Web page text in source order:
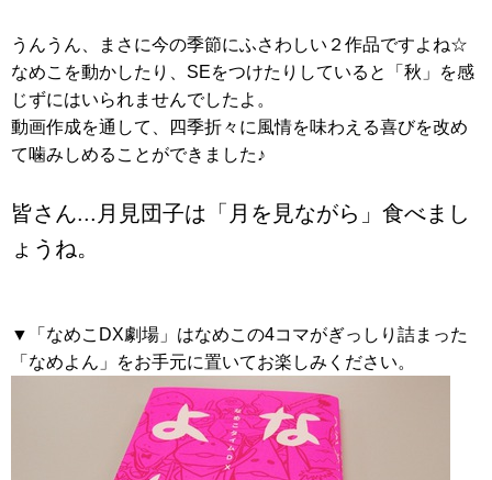
うんうん、まさに今の季節にふさわしい２作品ですよね☆
なめこを動かしたり、SEをつけたりしていると「秋」を感
じずにはいられませんでしたよ。
動画作成を通して、四季折々に風情を味わえる喜びを改め
て噛みしめることができました♪
皆さん...月見団子は「月を見ながら」食べまし
ょうね。
▼「なめこDX劇場」はなめこの4コマがぎっしり詰まった
「なめよん」をお手元に置いてお楽しみください。